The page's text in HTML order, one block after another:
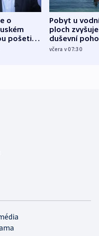
o
pošetilé,
Pobyt u
ploch zvyšuje
duševní
ukázala
včera v 07:30